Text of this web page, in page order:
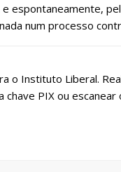
espontaneamente,
num processo
o Instituto Liberal.
chave PIX ou escanear